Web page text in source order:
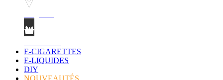
E-CIGARETTES
E-LIQUIDES
DIY
NOUVEAUTÉS